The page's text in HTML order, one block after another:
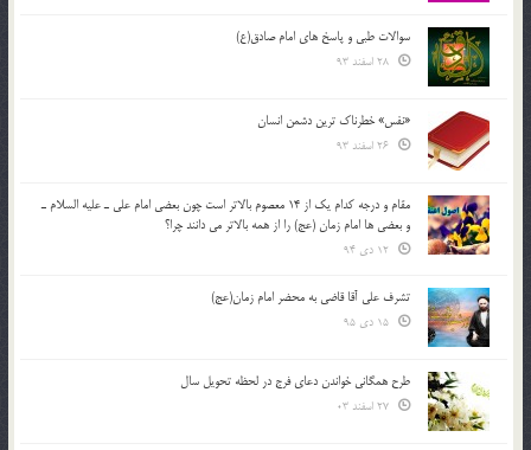
سوالات طبی و پاسخ های امام صادق(ع)
«نفس» خطرناک ترین دشمن انسان
مقام و درجه كدام يك از 14 معصوم بالاتر است چون بعضي امام علي ـ عليه السلام ـ
و بعضي ها امام زمان (عج) را از همه بالاتر مي دانند چرا؟
تشرف علي آقا قاضي به محضر امام زمان(عج)
طرح همگانی خواندن دعای فرج در لحظه تحویل سال